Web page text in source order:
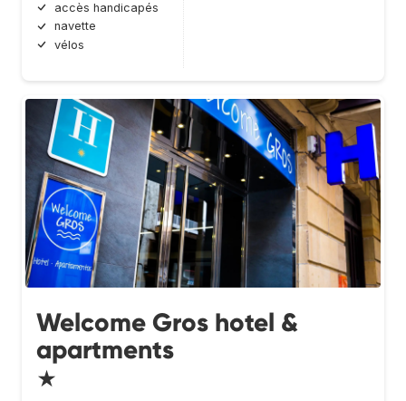
accès handicapés
navette
vélos
Welcome Gros hotel &
apartments
★